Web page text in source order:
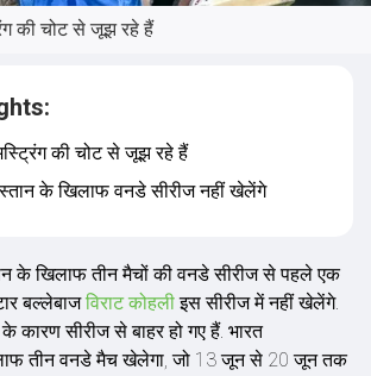
की चोट से जूझ रहे हैं
की चोट से जूझ रहे हैं
के ख‍िलाफ वनडे सीरीज नहीं खेलेंगे
के ख‍िलाफ तीन मैचों की वनडे सीरीज से पहले एक
बल्लेबाजविराट कोहलीइस सीरीज में नहीं खेलेंगे.
कारण सीरीज से बाहर हो गए हैं. भारत
तीन वनडे मैच खेलेगा, जो 13 जून से 20 जून तक